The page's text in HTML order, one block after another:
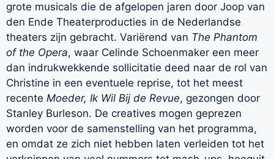
grote musicals die de afgelopen jaren door Joop van
den Ende Theaterproducties in de Nederlandse
theaters zijn gebracht. Variërend van The Phantom
of the Opera, waar Celinde Schoenmaker een meer
dan indrukwekkende sollicitatie deed naar de rol van
Christine in een eventuele reprise, tot het meest
recente Moeder, Ik Wil Bij de Revue, gezongen door
Stanley Burleson. De creatives mogen geprezen
worden voor de samenstelling van het programma,
en omdat ze zich niet hebben laten verleiden tot het